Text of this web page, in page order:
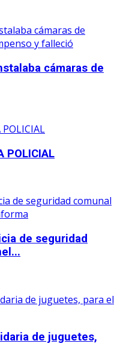
cámaras de
POLICIAL
de seguridad
de juguetes,